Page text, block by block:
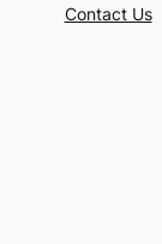
Contact Us